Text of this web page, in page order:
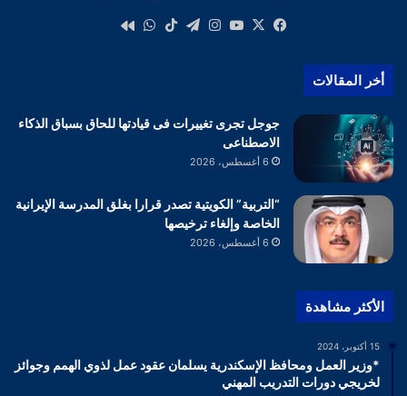
فيسبوك
‫X
‫YouTube
انستقرام
تيلقرام‫TikTokواتساب
أخر المقالات
جوجل تجرى تغييرات فى قيادتها للحاق بسباق الذكاء
الاصطناعى
6 أغسطس، 2026
“التربية” الكويتية تصدر قرارا بغلق المدرسة الإيرانية
الخاصة وإلغاء ترخيصها
6 أغسطس، 2026
الأكثر مشاهدة
15 أكتوبر، 2024
*وزير العمل ومحافظ الإسكندرية يسلمان عقود عمل لذوي الهمم وجوائز
لخريجي دورات التدريب المهني